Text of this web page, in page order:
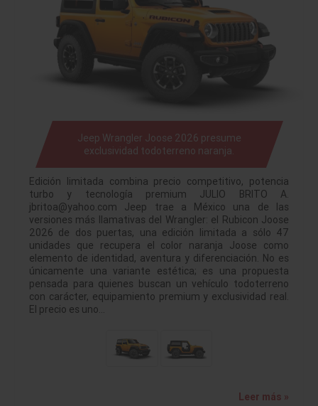
Jeep Wrangler Joose 2026 presume
exclusividad todoterreno naranja.
Edición limitada combina precio competitivo, potencia
turbo y tecnología premium JULIO BRITO A.
jbritoa@yahoo.com Jeep trae a México una de las
versiones más llamativas del Wrangler: el Rubicon Joose
2026 de dos puertas, una edición limitada a sólo 47
unidades que recupera el color naranja Joose como
elemento de identidad, aventura y diferenciación. No es
únicamente una variante estética; es una propuesta
pensada para quienes buscan un vehículo todoterreno
con carácter, equipamiento premium y exclusividad real.
El precio es uno…
Leer más »